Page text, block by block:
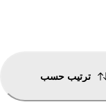
ترتيب حسب